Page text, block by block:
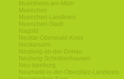
Muehlheim-am-Main
Muenchen
Muenchen-Landkreis
Muenchen-Stadt
Nagold
Neckar-Odenwald-Kreis
Neckarsulm
Neuburg-an-der-Donau
Neuburg-Schrobenhausen
Neu-Isenburg
Neumarkt-in-der-Oberpfalz-Landkreis